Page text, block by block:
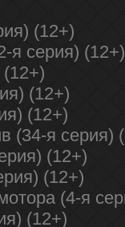
(12+)
я серия) (12+)
(12+)
(12+)
(34-я серия)
(12+)
(12+)
(4-я
(12+)